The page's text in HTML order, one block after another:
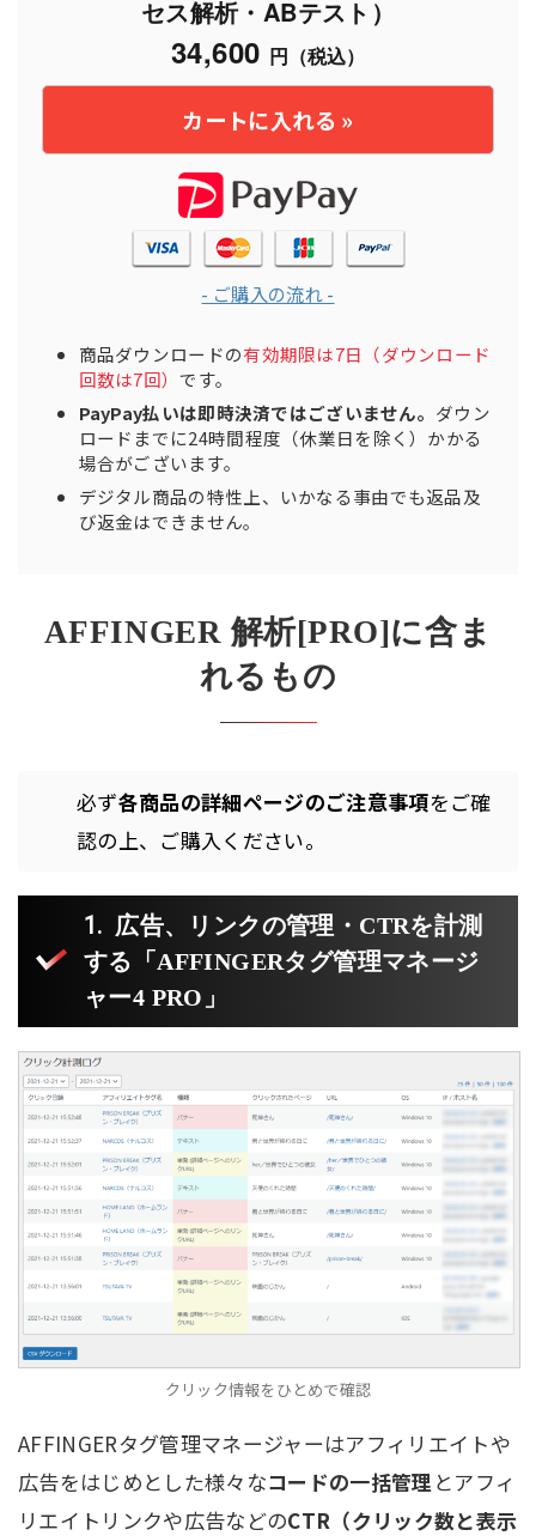
セス解析・ABテスト）
34,600 円（税込）
- ご購入の流れ -
商品ダウンロードの有効期限は7日（ダウンロード
回数は7回）です。
PayPay払いは即時決済ではございません。 ダウン
ロードまでに24時間程度（休業日を除く）かかる
場合がございます。
デジタル商品の特性上、いかなる事由でも返品及
び返金はできません。
AFFINGER 解析[PRO]に含ま
れるもの
必ず各商品の詳細ページのご注意事項をご確
認の上、ご購入ください。
広告、リンクの管理・CTRを計測
する「AFFINGERタグ管理マネージ
ャー4 PRO」
クリック情報をひとめで確認
AFFINGERタグ管理マネージャーはアフィリエイトや
広告をはじめとした様々なコードの一括管理 とアフィ
リエイトリンクや広告などのCTR（クリック数と表示